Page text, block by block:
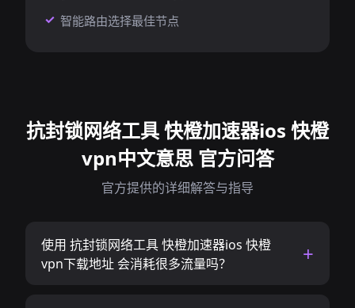
智能路由选择最佳节点
抗封锁网络工具 快橙加速器ios 快橙
vpn中文意思 官方问答
官方提供的详细解答与指导
使用 抗封锁网络工具 快橙加速器ios 快橙
vpn下载地址 会消耗很多流量吗？